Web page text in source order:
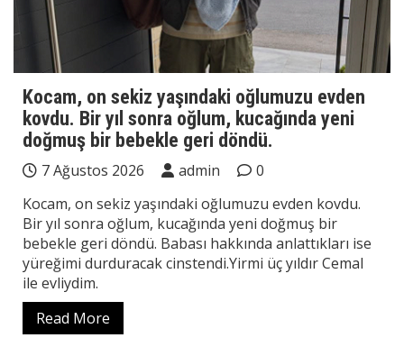
Kocam, on sekiz yaşındaki oğlumuzu evden
kovdu. Bir yıl sonra oğlum, kucağında yeni
doğmuş bir bebekle geri döndü.
7 Ağustos 2026 admin
0
Kocam, on sekiz yaşındaki oğlumuzu evden kovdu.
Bir yıl sonra oğlum, kucağında yeni doğmuş bir
bebekle geri döndü. Babası hakkında anlattıkları ise
yüreğimi durduracak cinstendi.Yirmi üç yıldır Cemal
ile evliydim.
Read More